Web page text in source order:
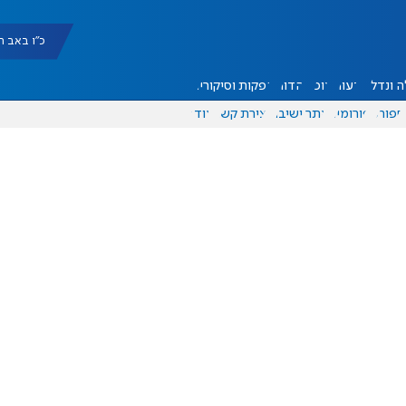
כ"ו באב
ונדל"ן דעות אוכל יהדות הפקות וסיקורים
ספורט פורומים אתר ישיבה יצירת קשר עוד